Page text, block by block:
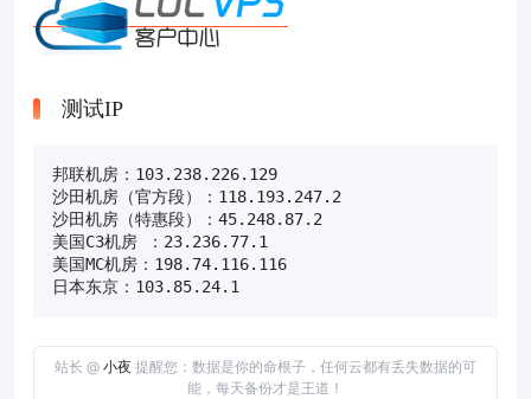
测试IP
邦联机房：103.238.226.129
沙田机房（官方段）：118.193.247.2
沙田机房（特惠段）：45.248.87.2
美国C3机房 ：23.236.77.1
美国MC机房：198.74.116.116
日本东京：103.85.24.1
站长 @ 小夜 提醒您：数据是你的命根子，任何云都有丢失数据的可
能，每天备份才是王道！